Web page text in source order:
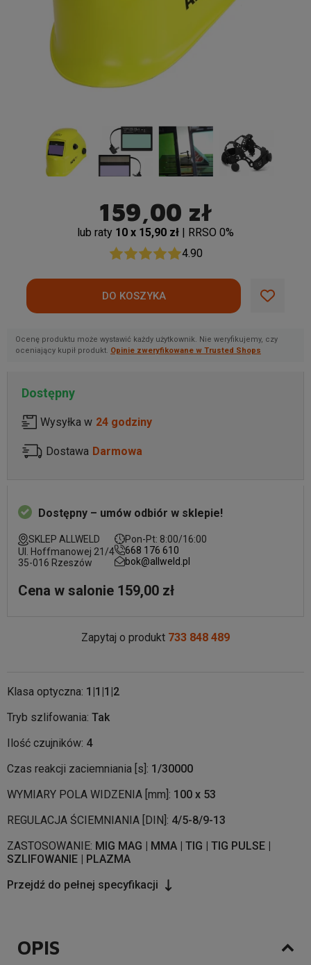
Klasa optyczna: 1|1|1|2
Tryb szlifowania: Tak
Ilość czujników: 4
Czas reakcji zaciemniania [s]: 1/30000
WYMIARY POLA WIDZENIA [mm]: 100 x 53
REGULACJA ŚCIEMNIANIA [DIN]: 4/5-8/9-13
ZASTOSOWANIE: MIG MAG | MMA | TIG | TIG PULSE |
SZLIFOWANIE | PLAZMA
Przejdź do pełnej specyfikacji
159,00 zł
lub raty 10 x 15,90 zł | RRSO 0%
4.90
Ocenę produktu może wystawić każdy użytkownik. Nie weryfikujemy, czy
oceniający kupił produkt. Opinie zweryfikowane w Trusted Shops
Dostępny
Wysyłka w 24 godziny
Dostawa Darmowa
Dostępny – umów odbiór w sklepie!
SKLEP ALLWELD
Ul. Hoffmanowej 21/4
35-016 Rzeszów
Pon-Pt: 8:00/16:00
668 176 610
bok@allweld.pl
Cena w salonie 159,00 zł
Zapytaj o produkt 733 848 489
OPIS